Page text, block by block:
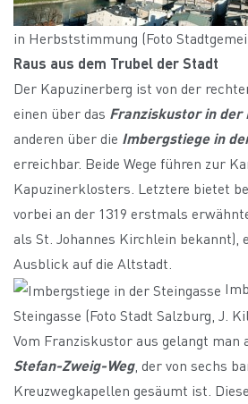
in Herbststimmung (Foto
Raus aus dem Trubel der Stadt
Der Kapuzinerberg ist von der
einen über das Franziskustor in der
anderen über die Imbergstiege in
erreichbar. Beide Wege führen zur
Kapuzinerklosters. Letztere bietet
vorbei an der 1319 erstmals
als St. Johannes Kirchlein bekannt),
Ausblick auf die Altstadt.
Steingasse (Foto Stadt Salzburg, J.
Vom Franziskustor aus gelangt man
Stefan-Zweig-Weg, der von sechs
Kreuzwegkapellen gesäumt ist.